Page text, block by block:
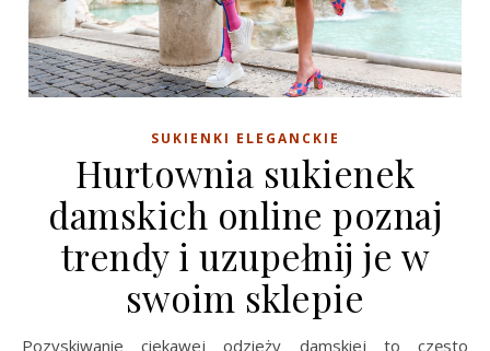
SUKIENKI ELEGANCKIE
Hurtownia sukienek
damskich online poznaj
trendy i uzupełnij je w
swoim sklepie
Pozyskiwanie ciekawej odzieży damskiej to często